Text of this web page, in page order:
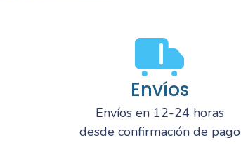
Envíos
Envíos en 12-24 horas
desde confirmación de pago